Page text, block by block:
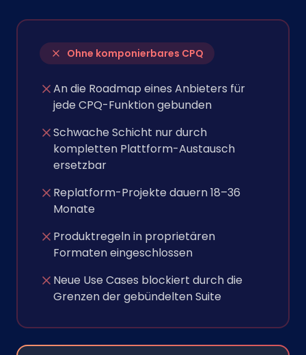
Ohne komponierbares CPQ
An die Roadmap eines Anbieters für
jede CPQ-Funktion gebunden
Schwache Schicht nur durch
kompletten Plattform-Austausch
ersetzbar
Replatform-Projekte dauern 18–36
Monate
Produktregeln in proprietären
Formaten eingeschlossen
Neue Use Cases blockiert durch die
Grenzen der gebündelten Suite